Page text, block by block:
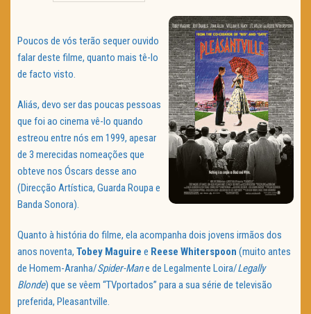
Política de Privacidade
Poucos de vós terão sequer ouvido
falar deste filme, quanto mais tê-lo
de facto visto.
Aliás, devo ser das poucas pessoas
que foi ao cinema vê-lo quando
estreou entre nós em 1999, apesar
de 3 merecidas nomeações que
obteve nos Óscars desse ano
(Direcção Artística, Guarda Roupa e
Banda Sonora).
Quanto à história do filme, ela acompanha dois jovens irmãos dos
anos noventa, Tobey Maguire e Reese Whiterspoon (muito antes
de Homem-Aranha/Spider-Mane de Legalmente Loira/Legally
Blonde) que se vêem “TVportados” para a sua série de televisão
preferida, Pleasantville.